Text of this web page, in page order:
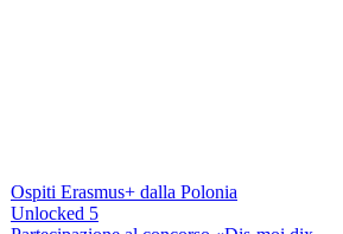
Ospiti Erasmus+ dalla Polonia
Unlocked 5